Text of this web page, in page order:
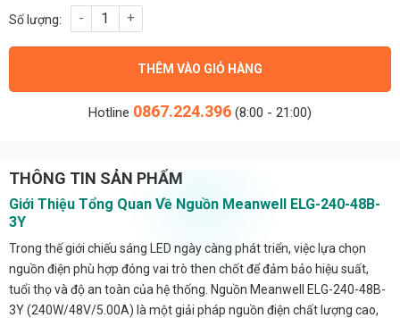
Nguồn Meanwell ELG-240-48B-3Y (240W/48V/5.00A) số lượng
THÊM VÀO GIỎ HÀNG
Hotline 0867.224.396 (8:00 - 21:00)
THÔNG TIN SẢN PHẨM
Giới Thiệu Tổng Quan Về Nguồn Meanwell ELG-240-48B-
3Y
Trong thế giới chiếu sáng LED ngày càng phát triển, việc lựa chọn
nguồn điện phù hợp đóng vai trò then chốt để đảm bảo hiệu suất,
tuổi thọ và độ an toàn của hệ thống. Nguồn Meanwell ELG-240-48B-
3Y (240W/48V/5.00A) là một giải pháp nguồn điện chất lượng cao,